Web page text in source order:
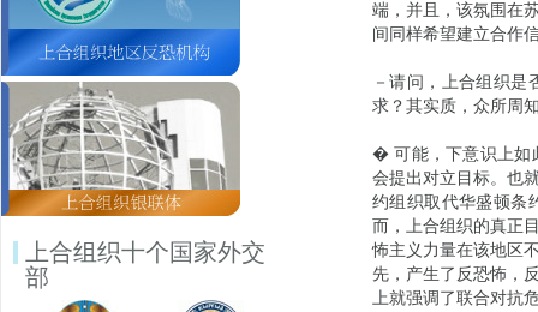
上合组织十个国家外交
部
端，并且，该氛围在
间同样希望建立合作
－请问，上合组织是
求？其实质，众所周
� 可能，下意识上如
会提出对立目标。也
约组织取代华盛顿条
而，上合组织的真正
怖主义力量在该地区
先，产生了反恐怖，
上就强调了联合对抗